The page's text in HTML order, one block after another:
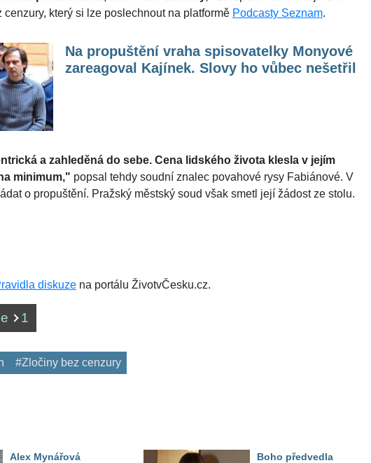
cenzury, který si lze poslechnout na platformě Podcasty Seznam.
Na propuštění vraha spisovatelky Monyové
zareagoval Kajínek. Slovy ho vůbec nešetřil
a zahleděná do sebe. Cena lidského života klesla v jejím
minimum," popsal tehdy soudní znalec povahové rysy Fabiánové. V
o propuštění. Pražský městský soud však smetl její žádost ze stolu.
diskuze na portálu ŽivotvČesku.cz.
1
#Zločiny bez cenzury
Alex Mynářová
Boho předvedla